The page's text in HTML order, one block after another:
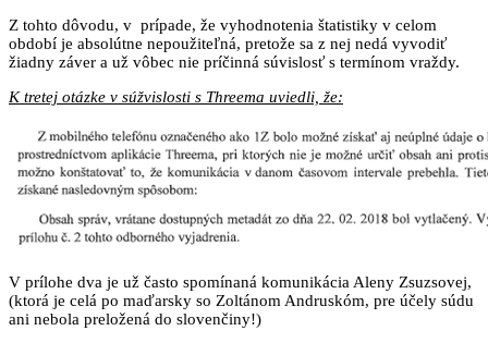
Z tohto dôvodu, v prípade, že vyhodnotenia štatistiky v celom
období je absolútne nepoužiteľná, pretože sa z nej nedá vyvodiť
žiadny záver a už vôbec nie príčinná súvislosť s termínom vraždy.
K tretej otázke v súžvislosti s Threema uviedli, že:
V prílohe dva je už často spomínaná komunikácia Aleny Zsuzsovej,
(ktorá je celá po maďarsky so Zoltánom Andruskóm, pre účely súdu
ani nebola preložená do slovenčiny!)